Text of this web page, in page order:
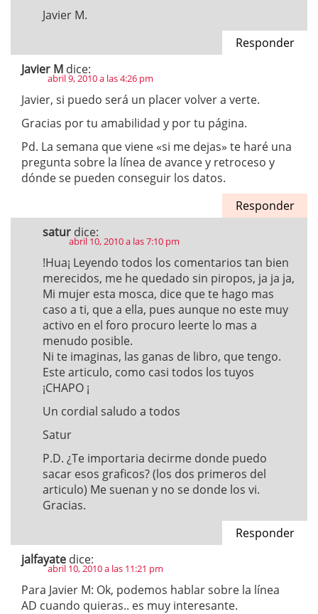
Javier M.
Responder
Javier M dice:
abril 9, 2010 a las 4:26 pm
Javier, si puedo será un placer volver a verte.
Gracias por tu amabilidad y por tu página.
Pd. La semana que viene «si me dejas» te haré una
pregunta sobre la línea de avance y retroceso y
dónde se pueden conseguir los datos.
Responder
satur dice:
abril 10, 2010 a las 7:10 pm
!Hua¡ Leyendo todos los comentarios tan bien
merecidos, me he quedado sin piropos, ja ja ja,
Mi mujer esta mosca, dice que te hago mas
caso a ti, que a ella, pues aunque no este muy
activo en el foro procuro leerte lo mas a
menudo posible.
Ni te imaginas, las ganas de libro, que tengo.
Este articulo, como casi todos los tuyos
¡CHAPO ¡
Un cordial saludo a todos
Satur
P.D. ¿Te importaria decirme donde puedo
sacar esos graficos? (los dos primeros del
articulo) Me suenan y no se donde los vi.
Gracias.
Responder
jalfayate dice:
abril 10, 2010 a las 11:21 pm
Para Javier M: Ok, podemos hablar sobre la línea
AD cuando quieras.. es muy interesante.